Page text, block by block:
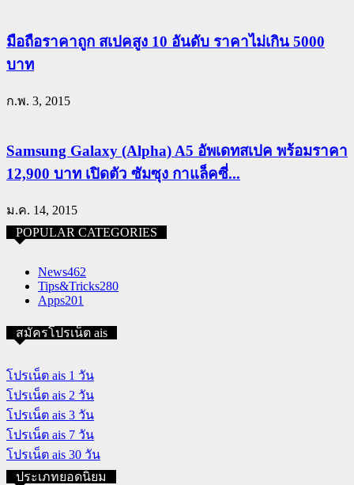
มือถือราคาถูก สเปคสูง 10 อันดับ ราคาไม่เกิน 5000
บาท
ก.พ. 3, 2015
Samsung Galaxy (Alpha) A5 อัพเดทสเปค พร้อมราคา
12,900 บาท เปิดตัว ซัมซุง กาแล็คซี่...
ม.ค. 14, 2015
POPULAR CATEGORIES
News462
Tips&Tricks280
Apps201
สมัครโปรเน็ต ais
โปรเน็ต ais 1 วัน
โปรเน็ต ais 2 วัน
โปรเน็ต ais 3 วัน
โปรเน็ต ais 7 วัน
โปรเน็ต ais 30 วัน
ประเภทยอดนิยม